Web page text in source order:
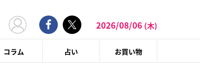
2026/08/06 (木)
コラム 占い お買い物